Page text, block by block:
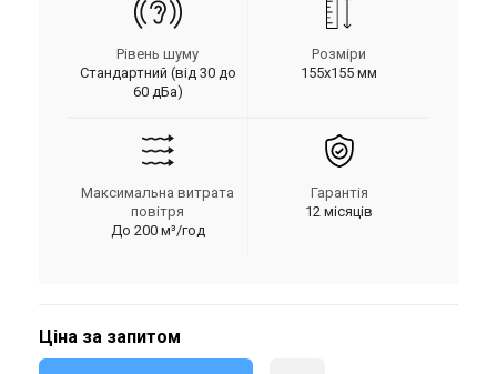
Рівень шуму
Стандартний (від 30 до
60 дБа)
Розміри
155х155 мм
Максимальна витрата
повітря
До 200 м³/год
Гарантія
12 місяців
Ціна за запитом